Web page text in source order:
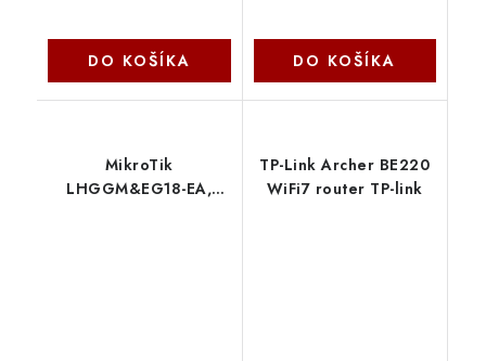
DO KOŠÍKA DO KOŠÍKA
MikroTik
LHGGM&EG18-EA,
TP-Link Archer BE220
WiFi7 router TP-link